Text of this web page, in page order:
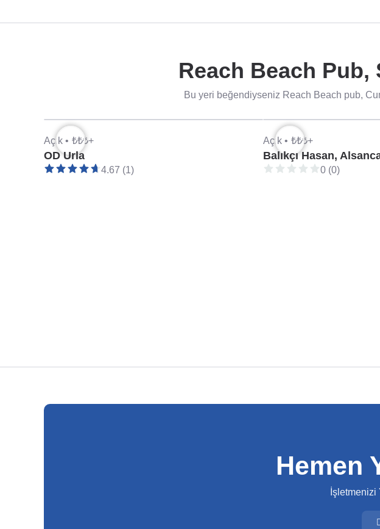
Reach Beach
Bu yeri beğendiyseniz Reach Beach pub,
Açık • ₺₺₺+
OD Urla
4.67 (1)
Açık • ₺₺₺+
Balıkçı Hasan,
0 (0)
Hemen
İşletmenizi